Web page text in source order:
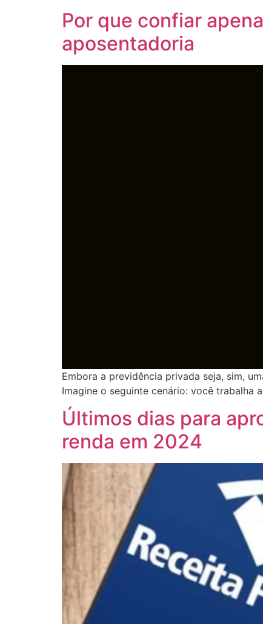
Por que confiar
aposentadoria
Embora a previdência privada seja, sim,
Imagine o seguinte cenário: você trabalha
Últimos dias para
renda em 2024